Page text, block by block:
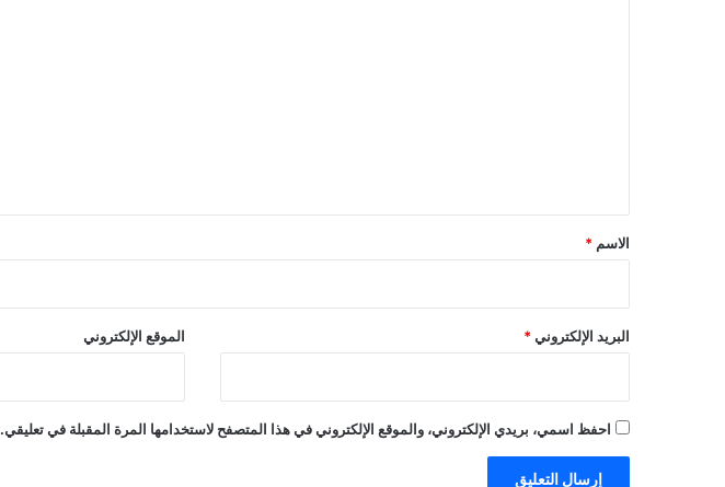
*
الاسم *
البريد الإلكتروني * الموقع الإلكتروني
احفظ اسمي، بريدي الإلكتروني، والموقع الإلكتروني في هذا المتصفح لاستخدامها المرة المقبلة في تعليقي.